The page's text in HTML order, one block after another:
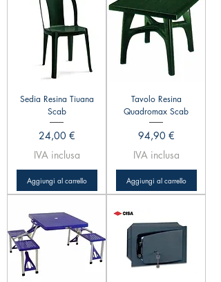
Sedia Resina Tiuana
Scab
Prezzo
24,00 €
IVA inclusa
Aggiungi al carrello
Tavolo Resina
Quadromax Scab
Prezzo
94,90 €
IVA inclusa
Aggiungi al carrello